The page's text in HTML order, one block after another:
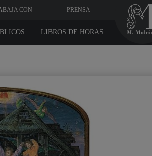
CON PRENSA
LIBROS DE HORAS
Datos del destinatario